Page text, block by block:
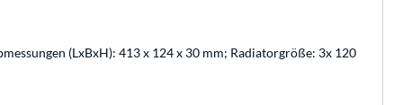
(LxBxH): 413 x 124 x 30 mm; Radiatorgröße: 3x 120